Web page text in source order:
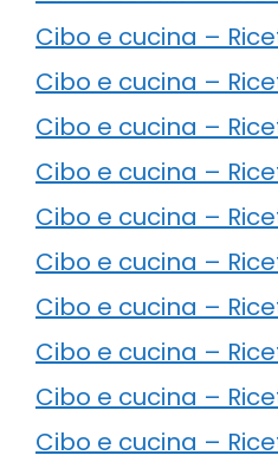
Cibo e cucina –
Cibo e cucina –
Cibo e cucina –
Cibo e cucina –
Cibo e cucina –
Cibo e cucina –
Cibo e cucina –
Cibo e cucina –
Cibo e cucina –
Cibo e cucina –